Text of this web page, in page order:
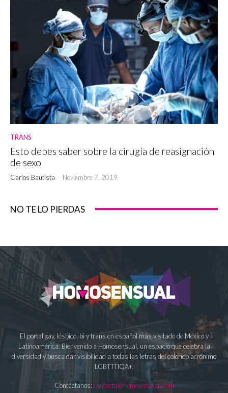
TRANS
Esto debes saber sobre la cirugía de reasignación
de sexo
Carlos Bautista - Noviembre 7, 2019
NO TE LO PIERDAS
El portal gay, lésbico, bi y trans en español más visitado de México y
Latinoamérica. Bienvenido a Homosensual, un espacio que celebra la
diversidad y busca dar visibilidad a todas las letras del colorido acrónimo
LGBTTTIQA+.
Contáctanos: contacto@homosensual.com